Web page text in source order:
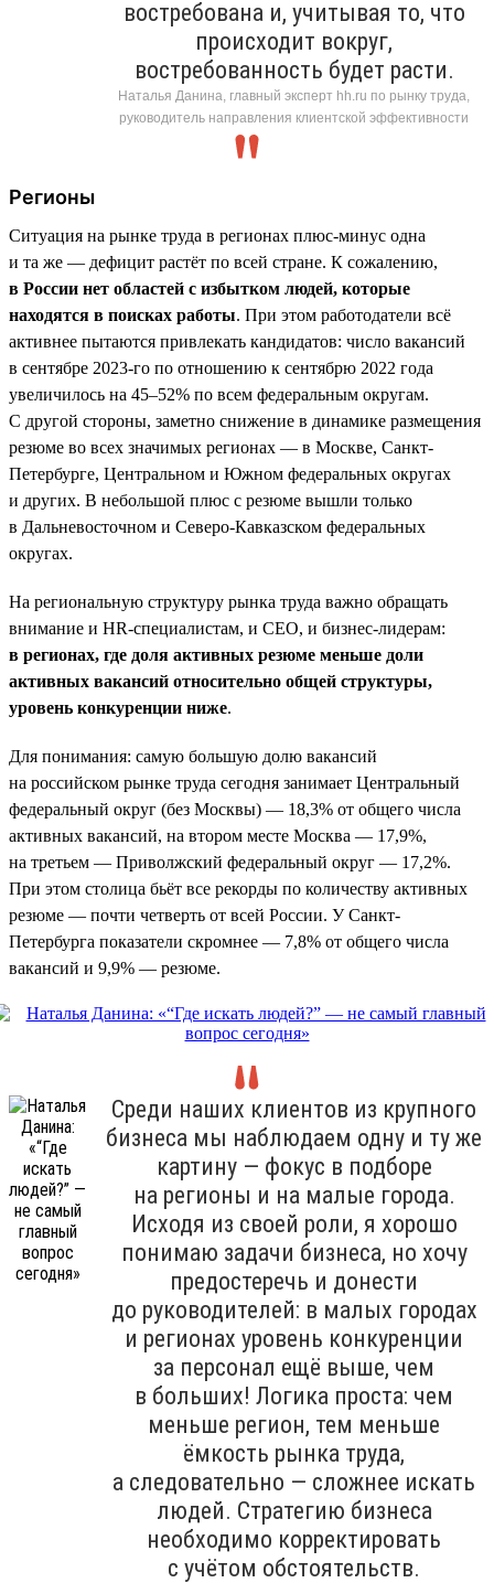
востребована и, учитывая то, что
происходит вокруг,
востребованность будет расти.
Наталья Данина, главный эксперт hh.ru по рынку труда,
руководитель направления клиентской эффективности
Регионы
Ситуация на рынке труда в регионах плюс-минус одна
и та же — дефицит растёт по всей стране. К сожалению,
в России нет областей с избытком людей, которые
находятся в поисках работы. При этом работодатели всё
активнее пытаются привлекать кандидатов: число вакансий
в сентябре 2023-го по отношению к сентябрю 2022 года
увеличилось на 45–52% по всем федеральным округам.
С другой стороны, заметно снижение в динамике размещения
резюме во всех значимых регионах — в Москве, Санкт-
Петербурге, Центральном и Южном федеральных округах
и других. В небольшой плюс с резюме вышли только
в Дальневосточном и Северо-Кавказском федеральных
округах.
На региональную структуру рынка труда важно обращать
внимание и HR-специалистам, и СЕО, и бизнес-лидерам:
в регионах, где доля активных резюме меньше доли
активных вакансий относительно общей структуры,
уровень конкуренции ниже.
Для понимания: самую большую долю вакансий
на российском рынке труда сегодня занимает Центральный
федеральный округ (без Москвы) — 18,3% от общего числа
активных вакансий, на втором месте Москва — 17,9%,
на третьем — Приволжский федеральный округ — 17,2%.
При этом столица бьёт все рекорды по количеству активных
резюме — почти четверть от всей России. У Санкт-
Петербурга показатели скромнее — 7,8% от общего числа
вакансий и 9,9% — резюме.
Среди наших клиентов из крупного
бизнеса мы наблюдаем одну и ту же
картину — фокус в подборе
на регионы и на малые города.
Исходя из своей роли, я хорошо
понимаю задачи бизнеса, но хочу
предостеречь и донести
до руководителей: в малых городах
и регионах уровень конкуренции
за персонал ещё выше, чем
в больших! Логика проста: чем
меньше регион, тем меньше
ёмкость рынка труда,
а следовательно — сложнее искать
людей. Стратегию бизнеса
необходимо корректировать
с учётом обстоятельств.